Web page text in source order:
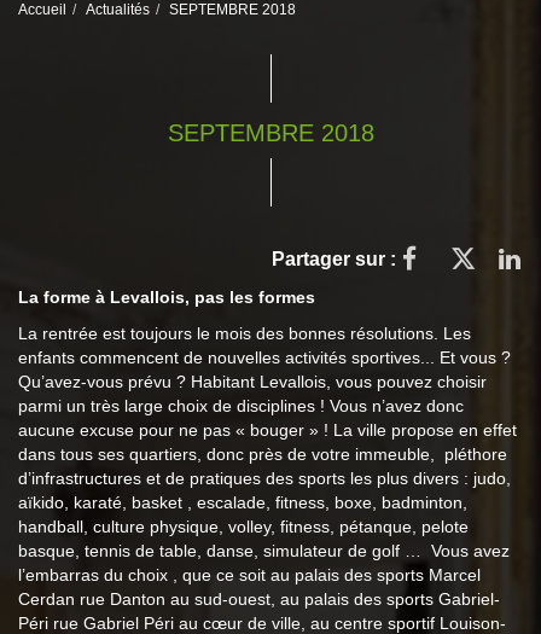
Accueil Actualités SEPTEMBRE 2018
SEPTEMBRE 2018
Partager sur :
La forme à Levallois, pas les formes
La rentrée est toujours le mois des bonnes résolutions. Les
enfants commencent de nouvelles activités sportives... Et vous ?
Qu’avez-vous prévu ? Habitant Levallois, vous pouvez choisir
parmi un très large choix de disciplines ! Vous n’avez donc
aucune excuse pour ne pas « bouger » ! La ville propose en effet
dans tous ses quartiers, donc près de votre immeuble, pléthore
d’infrastructures et de pratiques des sports les plus divers : judo,
aïkido, karaté, basket , escalade, fitness, boxe, badminton,
handball, culture physique, volley, fitness, pétanque, pelote
basque, tennis de table, danse, simulateur de golf … Vous avez
l’embarras du choix , que ce soit au palais des sports Marcel
Cerdan rue Danton au sud-ouest, au palais des sports Gabriel-
Péri rue Gabriel Péri au cœur de ville, au centre sportif Louison-